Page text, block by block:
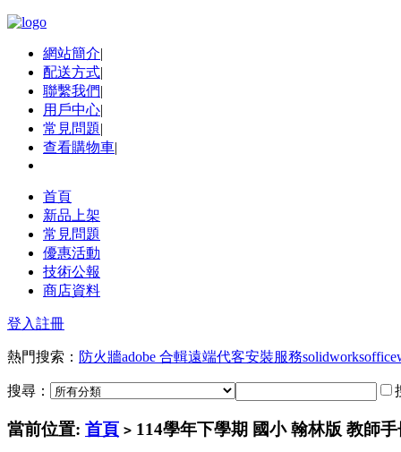
網站簡介|
配送方式|
聯繫我們|
用戶中心|
常見問題|
查看購物車|
首頁
新品上架
常見問題
優惠活動
技術公報
商店資料
登入註冊
熱門搜索： 防火牆adobe 合輯遠端代客安裝服務solidworksoffice
搜尋：
當前位置: 首頁 > 114學年下學期 國小 翰林版 教師